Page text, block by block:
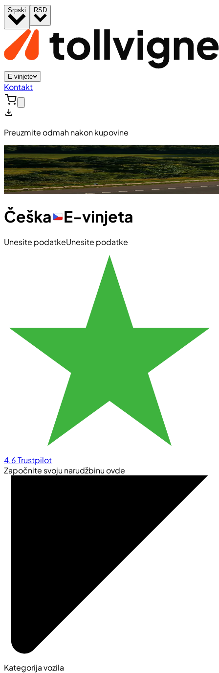
Srpski RSD
E-vinjete
Kontakt
Preuzmite odmah nakon kupovine
Češka E-vinjeta
Unesite podatkeUnesite podatke
4.6Trustpilot
Započnite svoju narudžbinu ovde
Kategorija vozila